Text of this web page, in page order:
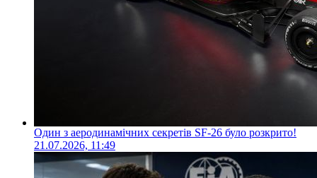
Один з аеродинамічних секретів SF-26 було розкрито!
21.07.2026, 11:49